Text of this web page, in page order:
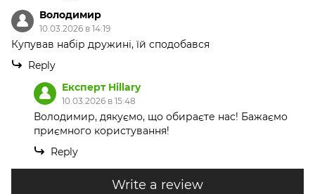
Володимир
10.03.2026 в 14:19
Купував набір дружині, їй сподобався
Reply
Експерт Hillary
10.03.2026 в 15:48
Володимир, дякуємо, що обираєте нас! Бажаємо
приємного користування!
Reply
Write a review